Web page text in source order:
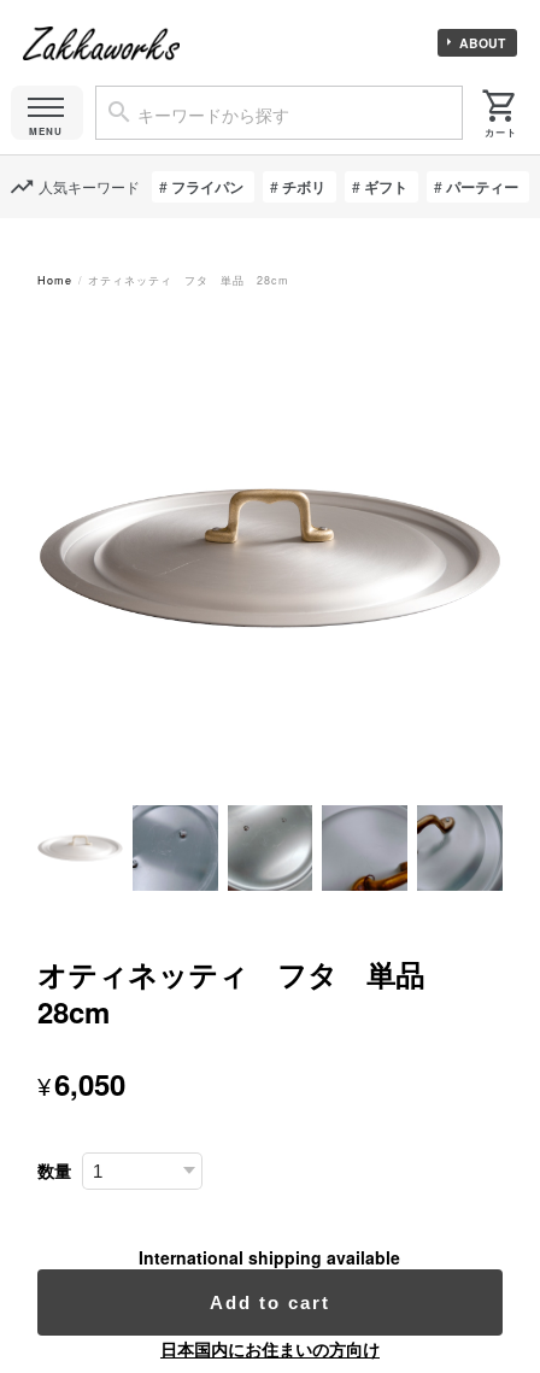
ABOUT
人気キーワード フライパン チボリ ギフト パーティー
Home オティネッティ フタ 単品 28cm
オティネッティ フタ 単品
28cm
¥6,050
数量
International shipping available
Add to cart
日本国内にお住まいの方向け